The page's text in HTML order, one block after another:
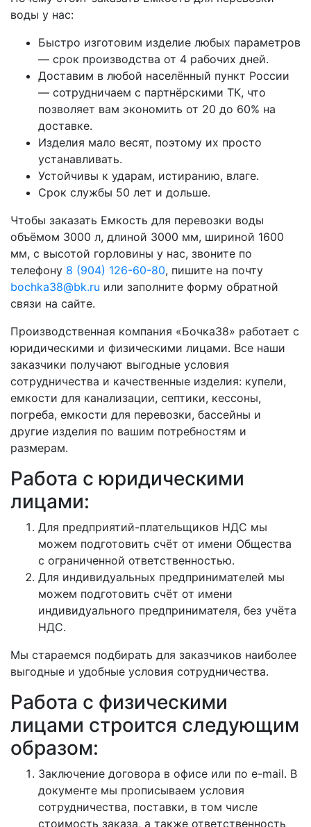
воды у нас:
Быстро изготовим изделие любых параметров
— срок производства от 4 рабочих дней.
Доставим в любой населённый пункт России
— сотрудничаем с партнёрскими ТК, что
позволяет вам экономить от 20 до 60% на
доставке.
Изделия мало весят, поэтому их просто
устанавливать.
Устойчивы к ударам, истиранию, влаге.
Срок службы 50 лет и дольше.
Чтобы заказать Емкость для перевозки воды
объёмом 3000 л, длиной 3000 мм, шириной 1600
мм, с высотой горловины у нас, звоните по
телефону 8 (904) 126-60-80, пишите на почту
bochka38@bk.ru или заполните форму обратной
связи на сайте.
Производственная компания «Бочка38» работает с
юридическими и физическими лицами. Все наши
заказчики получают выгодные условия
сотрудничества и качественные изделия: купели,
емкости для канализации, септики, кессоны,
погреба, емкости для перевозки, бассейны и
другие изделия по вашим потребностям и
размерам.
Работа с юридическими
лицами:
Для предприятий-плательщиков НДС мы
можем подготовить счёт от имени Общества
с ограниченной ответственностью.
Для индивидуальных предпринимателей мы
можем подготовить счёт от имени
индивидуального предпринимателя, без учёта
НДС.
Мы стараемся подбирать для заказчиков наиболее
выгодные и удобные условия сотрудничества.
Работа с физическими
лицами строится следующим
образом:
Заключение договора в офисе или по e-mail. В
документе мы прописываем условия
сотрудничества, поставки, в том числе
стоимость заказа, а также ответственность